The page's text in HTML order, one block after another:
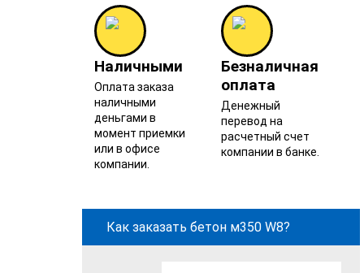
Наличными
Оплата заказа
наличными
деньгами в
момент приемки
или в офисе
компании.
Безналичная
оплата
Денежный
перевод на
расчетный счет
компании в банке.
Как заказать бетон м350 W8?